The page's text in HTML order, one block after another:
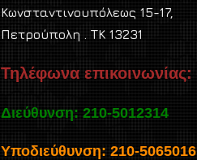
Κωνσταντινουπόλεως 15-17,
Πετρούπολη . TK 13231
Τηλέφωνα επικοινωνίας:
Διεύθυνση: 210-5012314
Υποδιεύθυνση: 210-5065016